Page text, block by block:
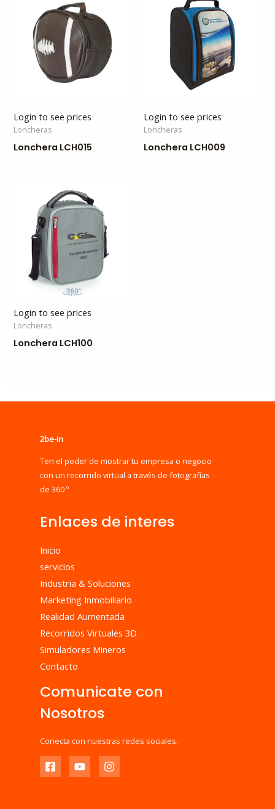
Login to see prices
Loncheras
Lonchera LCH015
Login to see prices
Loncheras
Lonchera LCH009
Login to see prices
Loncheras
Lonchera LCH100
2be-in
Ten el poder de mostrar tu empresa o negocio
con un recorrido virtual a través de fotografías
de 360 º
Enlaces de interes
Inicio
servicios
Industria & Soluciones
Marketing Inmobiliario
Realidad Aumentada
Recorridos Virtuales 3D
Simuladores Mineros
Contacto
Comunicate con
Nosotros
Conecta con nuestras redes sociales.